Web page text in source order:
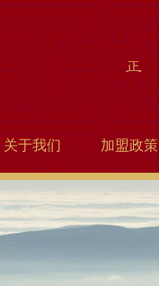
关于我们 加盟政策